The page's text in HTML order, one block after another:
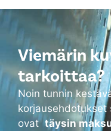
Viemärin
tarkoittaa?
Noin tunnin
korjausehdotukset
ovat täysin